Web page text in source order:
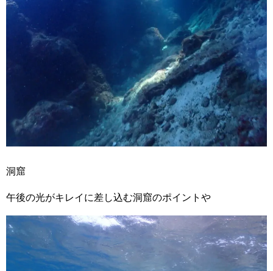
洞窟
午後の光がキレイに差し込む洞窟のポイントや